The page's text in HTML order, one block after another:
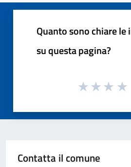
Quanto sono chiare
su questa pagina?
Contatta il comune